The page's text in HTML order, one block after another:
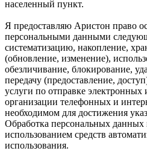
населенный пункт.
Я предоставляю Аристон право
персональными данными
систематизацию, накопление,
(обновление, изменение),
обезличивание, блокирование,
передачу (предоставление,
услуги по отправке электронных
организации телефонных и
необходимом для достижения
Обработка персональных данных
использованием средств
использования.